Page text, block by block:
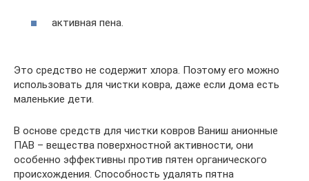
активная пена.
Это средство не содержит хлора. Поэтому его можно
использовать для чистки ковра, даже если дома есть
маленькие дети.
В основе средств для чистки ковров Ваниш анионные
ПАВ – вещества поверхностной активности, они
особенно эффективны против пятен органического
происхождения. Способность удалять пятна